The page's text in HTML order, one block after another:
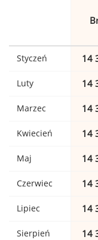
Styczeń 14
Luty 14
Marzec 14
Kwiecień 14
Maj 14
Czerwiec 14
Lipiec 14
Sierpień 14